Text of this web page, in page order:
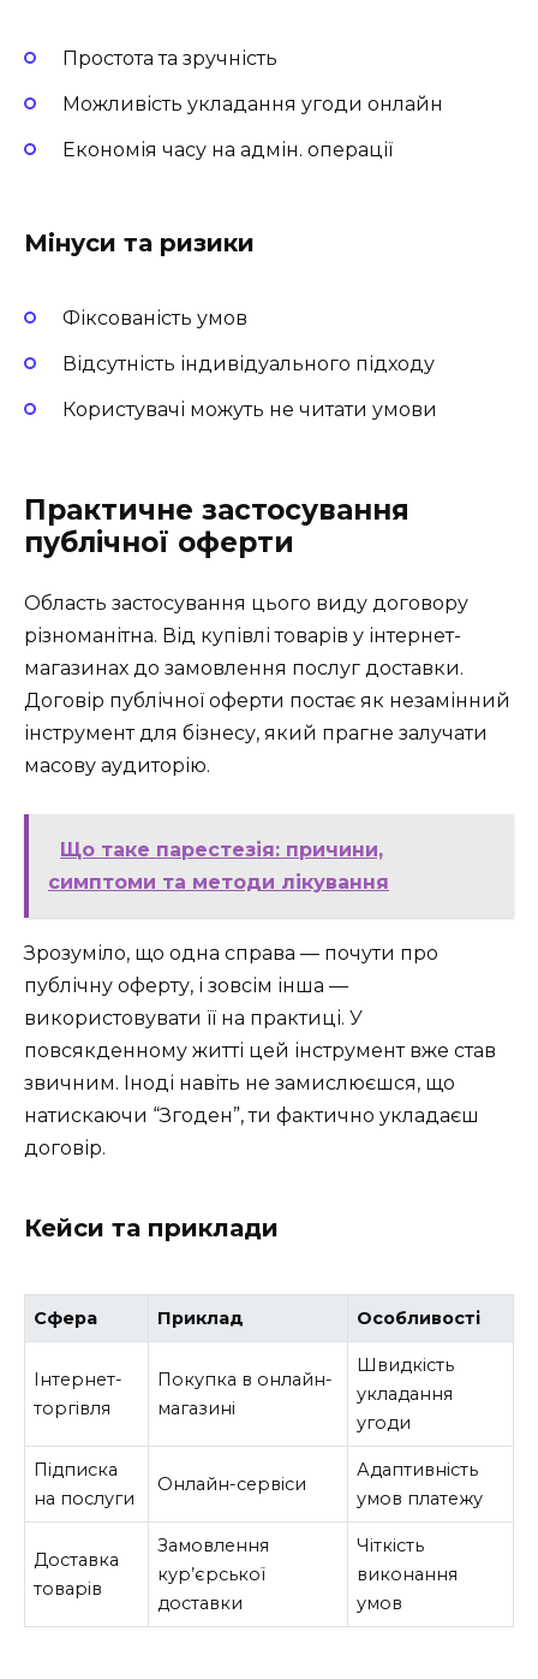
Простота та зручність
Можливість укладання угоди онлайн
Економія часу на адмін. операції
Мінуси та ризики
Фіксованість умов
Відсутність індивідуального підходу
Користувачі можуть не читати умови
Практичне застосування
публічної оферти
Область застосування цього виду договору
різноманітна. Від купівлі товарів у інтернет-
магазинах до замовлення послуг доставки.
Договір публічної оферти постає як незамінний
інструмент для бізнесу, який прагне залучати
масову аудиторію.
Що таке парестезія: причини,
симптоми та методи лікування
Зрозуміло, що одна справа — почути про
публічну оферту, і зовсім інша —
використовувати її на практиці. У
повсякденному житті цей інструмент вже став
звичним. Іноді навіть не замислюєшся, що
натискаючи “Згоден”, ти фактично укладаєш
договір.
Кейси та приклади
Сфера Приклад Особливості
Інтернет-
торгівля
Покупка в онлайн-
магазині
Швидкість
укладання
угоди
Підписка
на послуги
Онлайн-сервіси
Адаптивність
умов платежу
Доставка
товарів
Замовлення
кур’єрської
доставки
Чіткість
виконання
умов